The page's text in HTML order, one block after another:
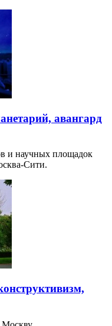
авангард
и научных площадок
Сити.